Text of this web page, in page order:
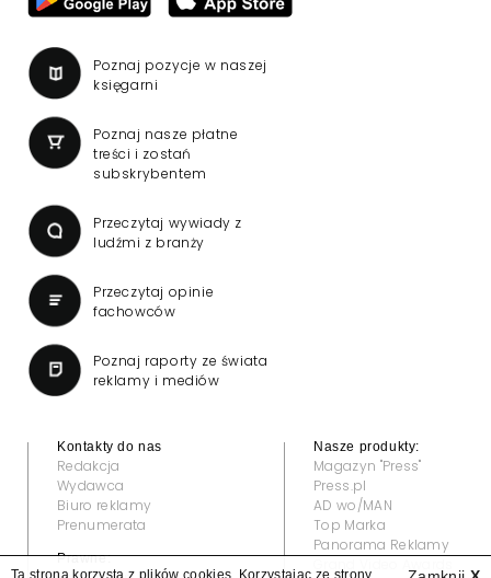
Poznaj pozycje w naszej
księgarni
Poznaj nasze płatne
treści i zostań
subskrybentem
Przeczytaj wywiady z
ludźmi z branży
Przeczytaj opinie
fachowców
Poznaj raporty ze świata
reklamy i mediów
Kontakty do nas
Redakcja
Wydawca
Biuro reklamy
Prenumerata
Prawne:
Nasze produkty:
Magazyn "Press"
Press.pl
AD wo/MAN
Top Marka
Panorama Reklamy
Ta strona korzysta z plików cookies. Korzystając ze strony